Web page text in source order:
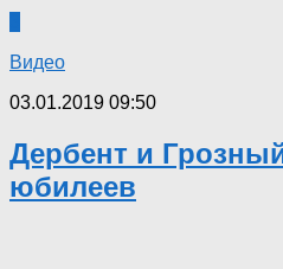
Видео
03.01.2019 09:50
Дербент и
юбилеев